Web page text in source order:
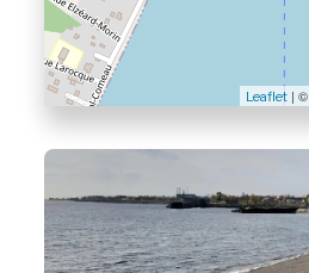
Leaflet| ©